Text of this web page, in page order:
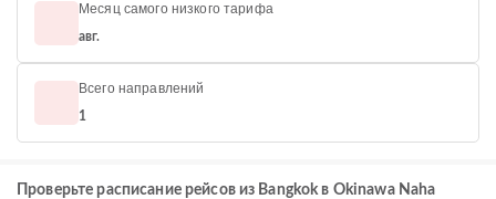
Месяц самого низкого тарифа
авг.
Всего направлений
1
Проверьте расписание рейсов из Bangkok в Okinawa Naha